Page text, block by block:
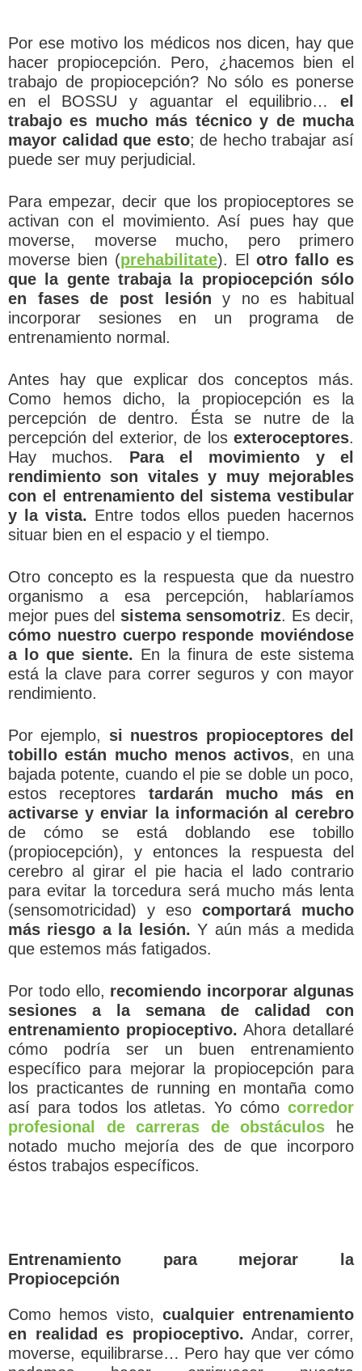
Por ese motivo los médicos nos dicen, hay que
hacer propiocepción. Pero, ¿hacemos bien el
trabajo de propiocepción? No sólo es ponerse
en el BOSSU y aguantar el equilibrio… el
trabajo es mucho más técnico y de mucha
mayor calidad que esto; de hecho trabajar así
puede ser muy perjudicial.
Para empezar, decir que los propioceptores se
activan con el movimiento. Así pues hay que
moverse, moverse mucho, pero primero
moverse bien (prehabilitate). El otro fallo es
que la gente trabaja la propiocepción sólo
en fases de post lesión y no es habitual
incorporar sesiones en un programa de
entrenamiento normal.
Antes hay que explicar dos conceptos más.
Como hemos dicho, la propiocepción es la
percepción de dentro. Ésta se nutre de la
percepción del exterior, de los exteroceptores.
Hay muchos. Para el movimiento y el
rendimiento son vitales y muy mejorables
con el entrenamiento del sistema vestibular
y la vista. Entre todos ellos pueden hacernos
situar bien en el espacio y el tiempo.
Otro concepto es la respuesta que da nuestro
organismo a esa percepción, hablaríamos
mejor pues del sistema sensomotriz. Es decir,
cómo nuestro cuerpo responde moviéndose
a lo que siente. En la finura de este sistema
está la clave para correr seguros y con mayor
rendimiento.
Por ejemplo, si nuestros propioceptores del
tobillo están mucho menos activos, en una
bajada potente, cuando el pie se doble un poco,
estos receptores tardarán mucho más en
activarse y enviar la información al cerebro
de cómo se está doblando ese tobillo
(propiocepción), y entonces la respuesta del
cerebro al girar el pie hacia el lado contrario
para evitar la torcedura será mucho más lenta
(sensomotricidad) y eso comportará mucho
más riesgo a la lesión. Y aún más a medida
que estemos más fatigados.
Por todo ello, recomiendo incorporar algunas
sesiones a la semana de calidad con
entrenamiento propioceptivo. Ahora detallaré
cómo podría ser un buen entrenamiento
específico para mejorar la propiocepción para
los practicantes de running en montaña como
así para todos los atletas. Yo cómo corredor
profesional de carreras de obstáculos he
notado mucho mejoría des de que incorporo
éstos trabajos específicos.
Entrenamiento para mejorar la
Propiocepción
Como hemos visto, cualquier entrenamiento
en realidad es propioceptivo. Andar, correr,
moverse, equilibrarse… Pero hay que ver cómo